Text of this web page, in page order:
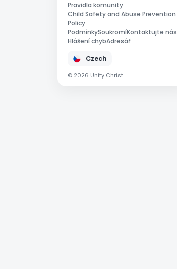
Pravidla komunity
Child Safety and Abuse Prevention
Policy
PodmínkySoukromíKontaktujte nás
Hlášení chybAdresář
Czech
© 2026 Unity Christ